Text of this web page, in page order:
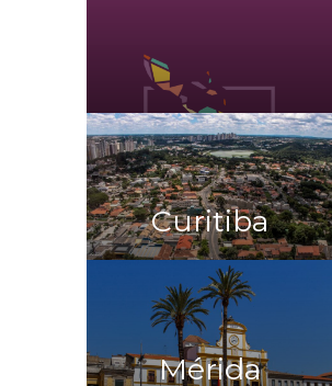
Curitiba
Mérida